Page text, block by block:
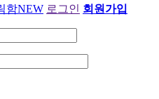
함NEW 로그인 회원가입